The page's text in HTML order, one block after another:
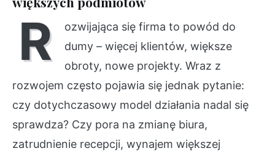
R
ozwijająca się firma to powód do
dumy – więcej klientów, większe
obroty, nowe projekty. Wraz z
rozwojem często pojawia się jednak pytanie:
czy dotychczasowy model działania nadal się
sprawdza? Czy pora na zmianę biura,
zatrudnienie recepcji, wynajem większej